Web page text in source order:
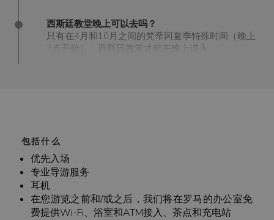
西斯廷教堂晚上可以去吗？
只有在4月和10月之间的梵蒂冈夏季特殊时间（晚上
7点开始），西斯廷教堂才能在晚上进入。
包括什么
优先入场
专业导游服务
耳机
在您游览之前和/或之后，我们将在罗马的办公室免
费提供Wi-Fi、浴室和ATM接入、茶点和充电站